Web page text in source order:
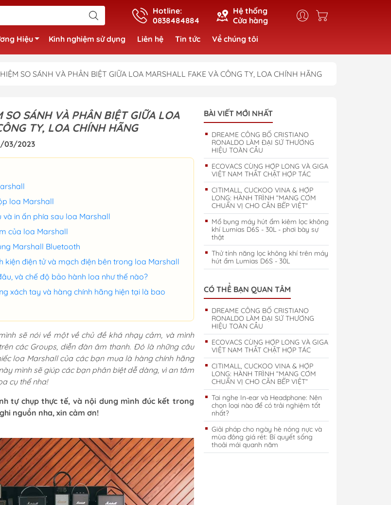
Hotline:
0838484884
Hệ thống
Cửa hàng
Hiệu Kinh nghiệm sử dụng Liên hệ Tin tức Về chúng tôi
SO SÁNH VÀ PHÂN BIỆT GIỮA LOA MARSHALL FAKE VÀ CÔNG TY, LOA CHÍNH HÃNG
SO SÁNH VÀ PHÂN BIỆT GIỮA LOA
TY, LOA CHÍNH HÃNG
03/2023
loa Marshall
và in ấn phía sau loa Marshall
của loa Marshall
Marshall Bluetooth
kiện điện tử và mạch điện bên trong loa Marshall
và chế độ bảo hành loa như thế nào?
xách tay và hàng chính hãng hiện tại là bao
sẽ nói về một về chủ đề khá nhạy cảm, và mình
các Groups, diễn đàn âm thanh. Đó là những câu
loa Marshall của các bạn mua là hàng chính hãng
mình sẽ giúp các bạn phân biệt dễ dàng, vì an tâm
cụ thể nha!
tự chụp thực tế, và nội dung mình đúc kết trong
nguồn nha, xin cảm ơn!
BÀI VIẾT MỚI NHẤT
DREAME CÔNG BỐ CRISTIANO
RONALDO LÀM ĐẠI SỨ THƯƠNG
HIỆU TOÀN CẦU
ECOVACS CÙNG HỢP LONG VÀ GIGA
VIỆT NAM THẮT CHẶT HỢP TÁC
CITIMALL, CUCKOO VINA & HỢP
LONG: HÀNH TRÌNH “MANG CƠM
CHUẨN VỊ CHO CĂN BẾP VIỆT”
Mổ bụng máy hút ẩm kiêm lọc không
khí Lumias D6S - 30L - phơi bày sự
thật
Thử tính năng lọc không khí trên máy
hút ẩm Lumias D6S - 30L
CÓ THỂ BẠN QUAN TÂM
DREAME CÔNG BỐ CRISTIANO
RONALDO LÀM ĐẠI SỨ THƯƠNG
HIỆU TOÀN CẦU
ECOVACS CÙNG HỢP LONG VÀ GIGA
VIỆT NAM THẮT CHẶT HỢP TÁC
CITIMALL, CUCKOO VINA & HỢP
LONG: HÀNH TRÌNH “MANG CƠM
CHUẨN VỊ CHO CĂN BẾP VIỆT”
Tai nghe In-ear và Headphone: Nên
chọn loại nào để có trải nghiệm tốt
nhất?
Giải pháp cho ngày hè nóng nực và
mùa đông giá rét: Bí quyết sống
thoải mái quanh năm